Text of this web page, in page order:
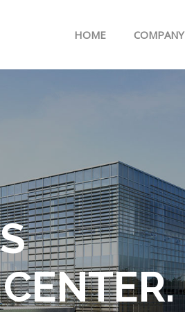
HOME COMPANY